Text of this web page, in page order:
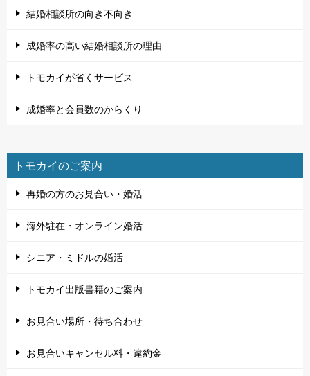
結婚相談所の向き不向き
成婚率の高い結婚相談所の理由
トモカイが省くサービス
成婚率と会員数のからくり
トモカイのご案内
再婚の方のお見合い・婚活
海外駐在・オンライン婚活
シニア・ミドルの婚活
トモカイ出版書籍のご案内
お見合い場所・待ち合わせ
お見合いキャンセル料・違約金